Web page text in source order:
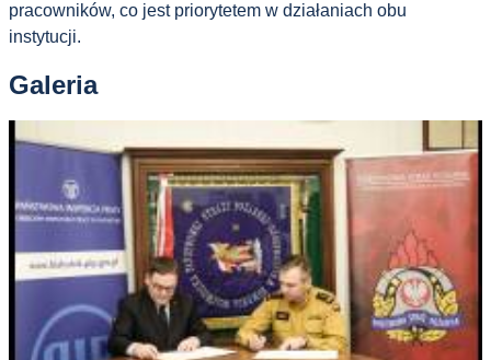
pracowników, co jest priorytetem w działaniach obu
instytucji.
Galeria